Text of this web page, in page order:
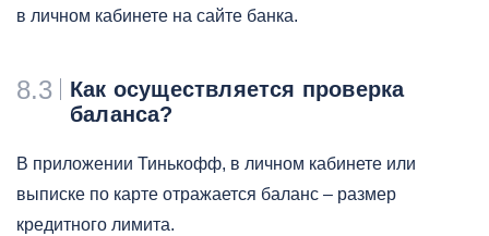
в личном кабинете на сайте банка.
8.3
Как осуществляется проверка
баланса?
В приложении Тинькофф, в личном кабинете или
выписке по карте отражается баланс – размер
кредитного лимита.